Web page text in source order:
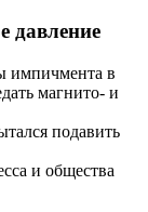
давление
импичмента в
магнито- и
подавить
и общества